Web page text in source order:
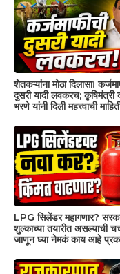
शेतकऱ्यांना मोठा दिलासा!
दुसरी यादी लवकरच; कृषिमंत्री
भरणे यांनी दिली महत्त्वाची
LPG सिलेंडर महागणार?
शुल्काच्या तयारीत असल्याची
जाणून घ्या नेमकं काय आहे